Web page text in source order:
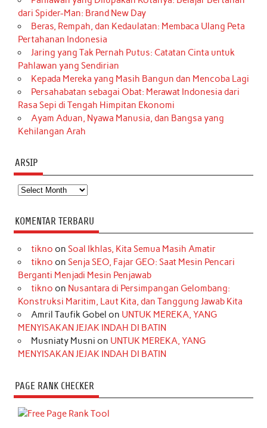
dari Spider-Man: Brand New Day
Beras, Rempah, dan Kedaulatan: Membaca Ulang Peta
Pertahanan Indonesia
Jaring yang Tak Pernah Putus: Catatan Cinta untuk
Pahlawan yang Sendirian
Kepada Mereka yang Masih Bangun dan Mencoba Lagi
Persahabatan sebagai Obat: Merawat Indonesia dari
Rasa Sepi di Tengah Himpitan Ekonomi
Ayam Aduan, Nyawa Manusia, dan Bangsa yang
Kehilangan Arah
ARSIP
Arsip
KOMENTAR TERBARU
tikno on Soal Ikhlas, Kita Semua Masih Amatir
tikno on Senja SEO, Fajar GEO: Saat Mesin Pencari
Berganti Menjadi Mesin Penjawab
tikno on Nusantara di Persimpangan Gelombang:
Konstruksi Maritim, Laut Kita, dan Tanggung Jawab Kita
Amril Taufik Gobel on UNTUK MEREKA, YANG
MENYISAKAN JEJAK INDAH DI BATIN
Musniaty Musni on UNTUK MEREKA, YANG
MENYISAKAN JEJAK INDAH DI BATIN
PAGE RANK CHECKER